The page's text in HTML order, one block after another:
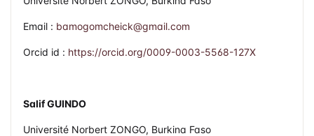
Email : bamogomcheick@gmail.com
Orcid id : https://orcid.org/0009-0003-5568-127X
Salif GUINDO
Université Norbert ZONGO, Burkina Faso